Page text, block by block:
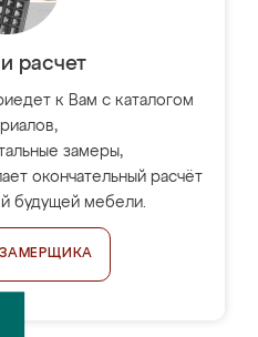
расчет
к Вам с каталогом
замеры,
окончательный расчёт
будущей мебели.